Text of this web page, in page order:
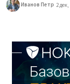
Иванов Петр 2 дек,